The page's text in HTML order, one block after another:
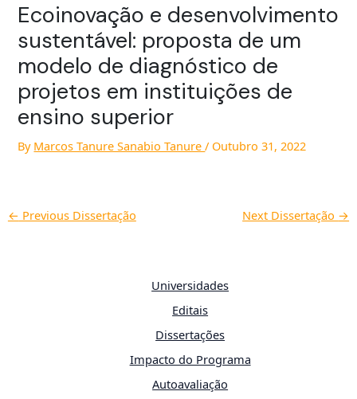
Ecoinovação e desenvolvimento
sustentável: proposta de um
modelo de diagnóstico de
projetos em instituições de
ensino superior
By Marcos Tanure Sanabio Tanure/ Outubro 31, 2022
← Previous Dissertação Next Dissertação →
Universidades
Editais
Dissertações
Impacto do Programa
Autoavaliação